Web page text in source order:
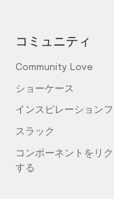
コミュニティ
Community Love
ショーケース
インスピレーション
スラック
コンポーネントをリ
する